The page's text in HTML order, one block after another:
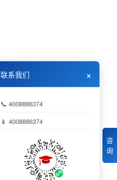
咨
询
联系我们 ×
📞 4008886374
📱 4008886374